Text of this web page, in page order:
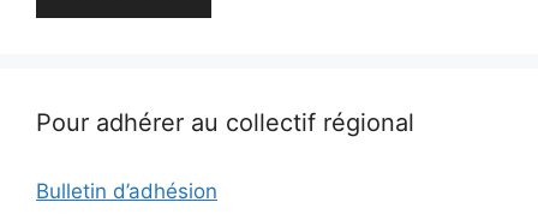
Pour adhérer au collectif régional
Bulletin d’adhésion